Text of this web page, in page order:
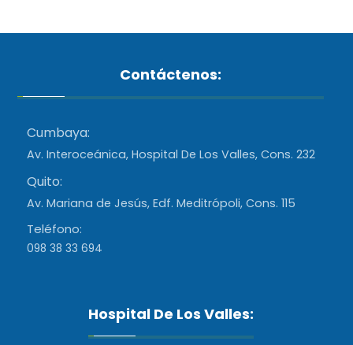
Contáctenos:
Cumbaya:
Av. Interoceánica, Hospital De Los Valles, Cons. 232
Quito:
Av. Mariana de Jesús, Edf. Meditrópoli, Cons. 115
Teléfono:
098 38 33 694
Hospital De Los Valles: